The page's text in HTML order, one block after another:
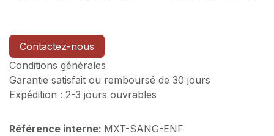
Contactez-nous
Conditions générales
Garantie satisfait ou remboursé de 30 jours
Expédition : 2-3 jours ouvrables
Référence interne: MXT-SANG-ENF